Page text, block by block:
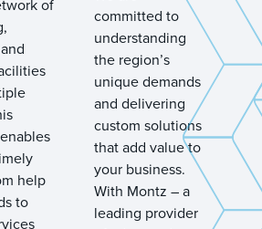
of
help
to
committed to
understanding
the region’s
unique demands
and delivering
custom solutions
that add value to
your business.
With Montz – a
leading provider